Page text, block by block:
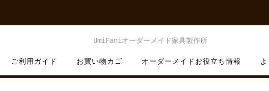
ご利用ガイド お買い物カゴ オーダーメイドお役立ち情報